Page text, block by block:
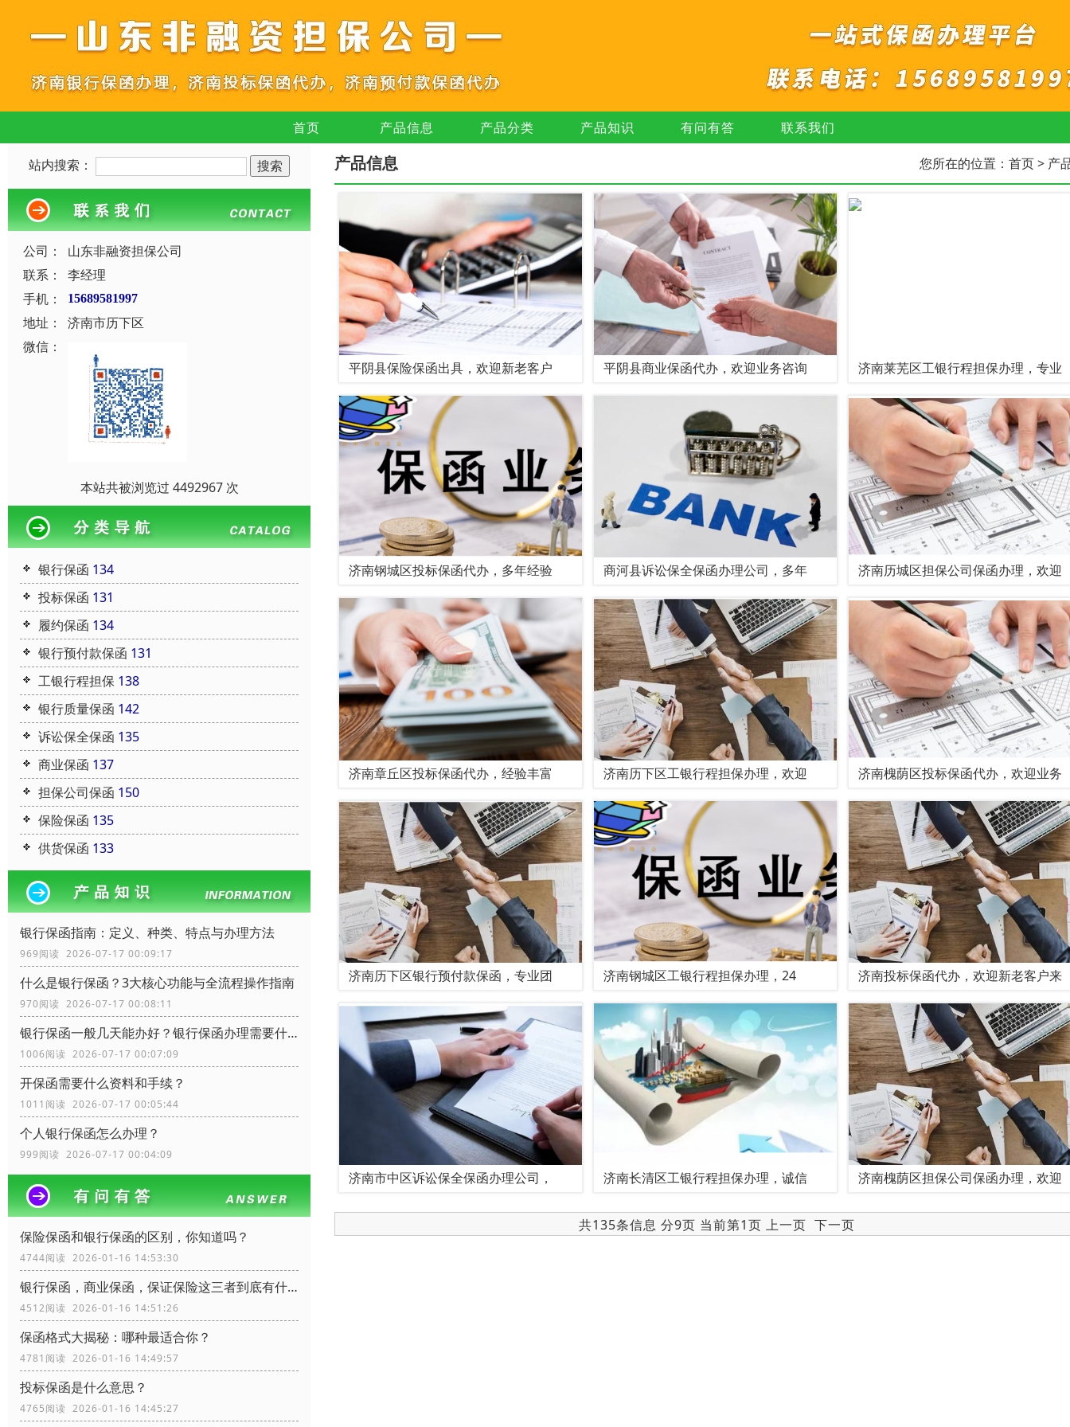
首页 产品信息 产品分类 产品知识 有问有答 联系我们
站内搜索：
公司：
山东非融资担保公司
联系：
李经理
手机：
15689581997
地址：
济南市历下区
微信：
本站共被浏览过 4492967 次
银行保函 134
投标保函 131
履约保函 134
银行预付款保函 131
工银行程担保 138
银行质量保函 142
诉讼保全保函 135
商业保函 137
担保公司保函 150
保险保函 135
供货保函 133
银行保函指南：定义、种类、特点与办理方法
969阅读 2026-07-17 00:09:17
什么是银行保函？3大核心功能与全流程操作指南
970阅读 2026-07-17 00:08:11
银行保函一般几天能办好？银行保函办理需要什么资料？
1006阅读 2026-07-17 00:07:09
开保函需要什么资料和手续？
1011阅读 2026-07-17 00:05:44
个人银行保函怎么办理？
999阅读 2026-07-17 00:04:09
保险保函和银行保函的区别，你知道吗？
4744阅读 2026-01-16 14:53:30
银行保函，商业保函，保证保险这三者到底有什么区别？
4512阅读 2026-01-16 14:51:26
保函格式大揭秘：哪种最适合你？
4781阅读 2026-01-16 14:49:57
投标保函是什么意思？
4765阅读 2026-01-16 14:45:27
产品信息 您所在的位置： 首页> 产
平阴县保险保函出具，欢迎新老客户 平阴县商业保函代办，欢迎业务咨询 济南莱芜区工银行程担保办理，专业
济南钢城区投标保函代办，多年经验 商河县诉讼保全保函办理公司，多年 济南历城区担保公司保函办理，欢迎
济南章丘区投标保函代办，经验丰富 济南历下区工银行程担保办理，欢迎 济南槐荫区投标保函代办，欢迎业务
济南历下区银行预付款保函，专业团 济南钢城区工银行程担保办理，24 济南投标保函代办，欢迎新老客户来
济南市中区诉讼保全保函办理公司， 济南长清区工银行程担保办理，诚信 济南槐荫区担保公司保函办理，欢迎
共135条信息 分9页 当前第1页 上一页 下一页